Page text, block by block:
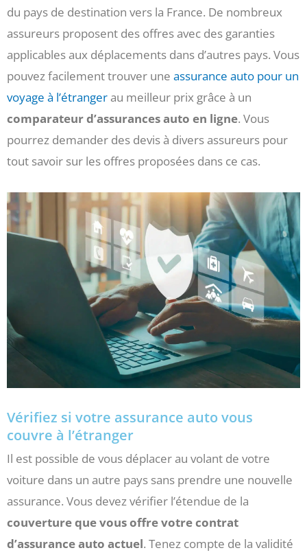
du pays de destination vers la France. De nombreux
assureurs proposent des offres avec des garanties
applicables aux déplacements dans d’autres pays. Vous
pouvez facilement trouver une assurance auto pour un
voyage à l’étrangerau meilleur prix grâce à un
comparateur d’assurances auto en ligne. Vous
pourrez demander des devis à divers assureurs pour
tout savoir sur les offres proposées dans ce cas.
Vérifiez si votre assurance auto vous
couvre à l’étranger
Il est possible de vous déplacer au volant de votre
voiture dans un autre pays sans prendre une nouvelle
assurance. Vous devez vérifier l’étendue de la
couverture que vous offre votre contrat
d’assurance auto actuel. Tenez compte de la validité